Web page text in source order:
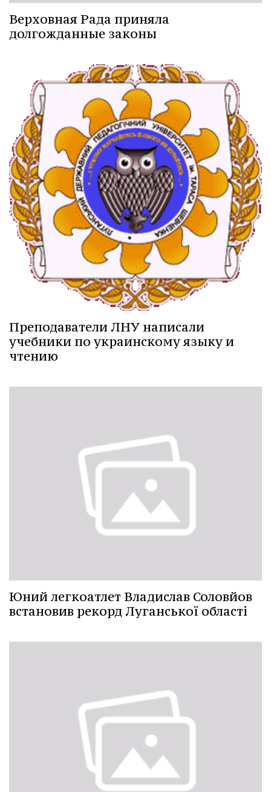
Верховная Рада приняла
долгожданные законы
Преподаватели ЛНУ написали
учебники по украинскому языку и
чтению
Юний легкоатлет Владислав Соловйов
встановив рекорд Луганської області